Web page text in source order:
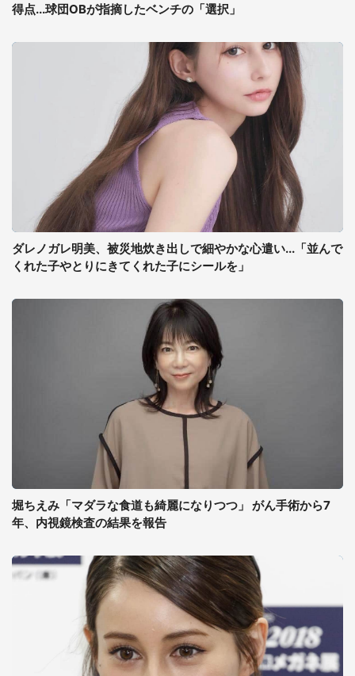
得点...球団OBが指摘したベンチの「選択」
ダレノガレ明美、被災地炊き出しで細やかな心遣い...「並んで
くれた子やとりにきてくれた子にシールを」
堀ちえみ「マダラな食道も綺麗になりつつ」 がん手術から7
年、内視鏡検査の結果を報告